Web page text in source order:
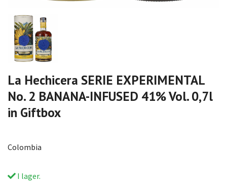
La Hechicera SERIE EXPERIMENTAL
No. 2 BANANA-INFUSED 41% Vol. 0,7l
in Giftbox
Colombia
I lager.